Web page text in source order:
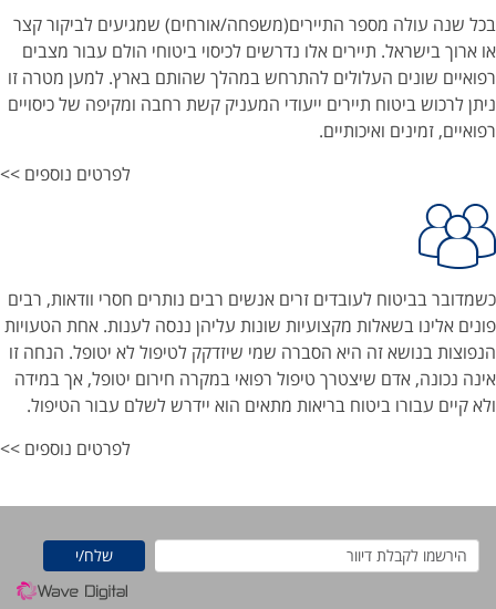
בכל שנה עולה מספר התיירים(משפחה/אורחים) שמגיעים לביקור קצר
או ארוך בישראל. תיירים אלו נדרשים לכיסוי ביטוחי הולם עבור מצבים
רפואיים שונים העלולים להתרחש במהלך שהותם בארץ. למען מטרה זו
ניתן לרכוש ביטוח תיירים ייעודי המעניק קשת רחבה ומקיפה של כיסויים
רפואיים, זמינים ואיכותיים.
לפרטים נוספים >>
כשמדובר בביטוח לעובדים זרים אנשים רבים נותרים חסרי וודאות, רבים
פונים אלינו בשאלות מקצועיות שונות עליהן ננסה לענות. אחת הטעויות
הנפוצות בנושא זה היא הסברה שמי שיזדקק לטיפול לא יטופל. הנחה זו
אינה נכונה, אדם שיצטרך טיפול רפואי במקרה חירום יטופל, אך במידה
ולא קיים עבורו ביטוח בריאות מתאים הוא יידרש לשלם עבור הטיפול.
לפרטים נוספים >>